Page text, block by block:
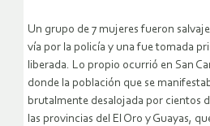
Un grupo de 7 mujeres fueron
vía por la policía y una fue tomada
liberada. Lo propio ocurrió en San
donde la población que se
brutalmente desalojada por cientos
las provincias del El Oro y Guayas,